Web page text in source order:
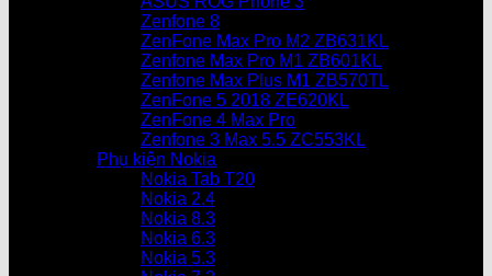
Zenfone 8
ZenFone Max Pro M2 ZB631KL
Zenfone Max Pro M1 ZB601KL
Zenfone Max Plus M1 ZB570TL
ZenFone 5 2018 ZE620KL
ZenFone 4 Max Pro
Zenfone 3 Max 5.5 ZC553KL
Phụ kiện Nokia
Nokia Tab T20
Nokia 2.4
Nokia 8.3
Nokia 6.3
Nokia 5.3